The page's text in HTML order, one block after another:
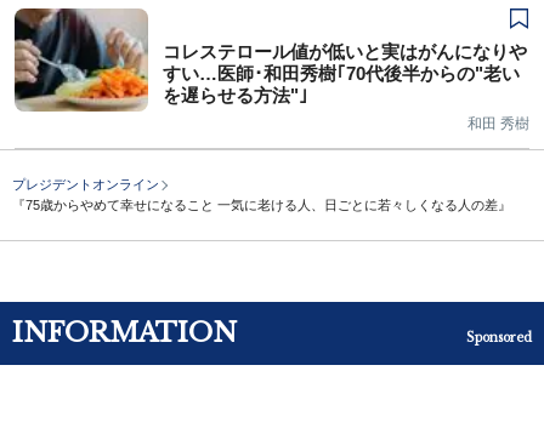
コレステロール値が低いと実はがんになりや
すい…医師･和田秀樹｢70代後半からの"老い
を遅らせる方法"｣
和田 秀樹
プレジデントオンライン
『75歳からやめて幸せになること 一気に老ける人、日ごとに若々しくなる人の差』
INFORMATION Sponsored